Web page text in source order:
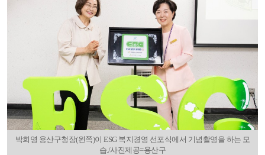
박희영 용산구청장(왼쪽)이 ESG 복지경영 선포식에서 기념촬영을 하는 모
습./사진제공=용산구